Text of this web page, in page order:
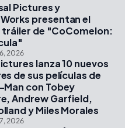
Pictures y
presentan el
tráiler de "CoComelon:
2026
lanza 10 nuevos
de sus películas de
con Tobey
Andrew Garfield,
y Miles Morales
2026